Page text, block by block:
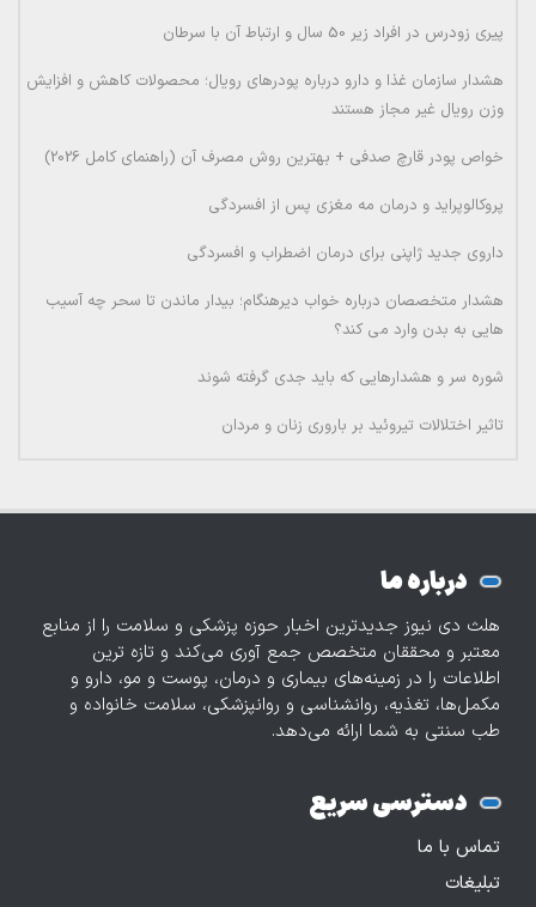
پیری زودرس در افراد زیر 50 سال و ارتباط آن با سرطان
هشدار سازمان غذا و دارو درباره پودرهای رویال؛ محصولات کاهش و افزایش
وزن رویال غیر مجاز هستند
خواص پودر قارچ صدفی + بهترین روش مصرف آن (راهنمای کامل 2026)
پروکالوپراید و درمان مه مغزی پس از افسردگی
داروی جدید ژاپنی برای درمان اضطراب و افسردگی
هشدار متخصصان درباره خواب دیرهنگام؛ بیدار ماندن تا سحر چه آسیب
هایی به بدن وارد می کند؟
شوره سر و هشدارهایی که باید جدی گرفته شوند
تاثیر اختلالات تیروئید بر باروری زنان و مردان
درباره ما
هلث دی نیوز جدیدترین اخبار حوزه پزشکی و سلامت را از منابع
معتبر و محققان متخصص جمع آوری می‌کند و تازه‌ ترین
اطلاعات را در زمینه‌های بیماری و درمان، پوست و مو، دارو و
مکمل‌ها، تغذیه، روانشناسی و روانپزشکی، سلامت خانواده و
طب سنتی به شما ارائه می‌دهد.
دسترسی سریع
تماس با ما
تبلیغات